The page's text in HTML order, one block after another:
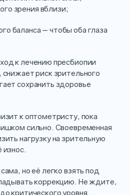
зрения вблизи;
баланса — чтобы оба глаза
к лечению пресбиопии
риск зрительного
сохранить здоровье
к оптометристу, пока
сильно. Своевременная
нагрузку на зрительную
износ.
но её легко взять под
коррекцию. Не ждите,
критического уровня.